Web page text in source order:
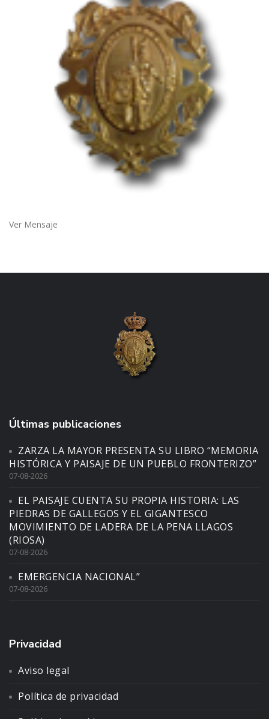
Ver Mensaje
Últimas publicaciones
ZARZA LA MAYOR PRESENTA SU LIBRO “MEMORIA
HISTÓRICA Y PAISAJE DE UN PUEBLO FRONTERIZO”
07-08-2026
EL PAISAJE CUENTA SU PROPIA HISTORIA: LAS
PIEDRAS DE GALLEGOS Y EL GIGANTESCO
MOVIMIENTO DE LADERA DE LA PENA LLAGOS
(RIOSA)
07-08-2026
EMERGENCIA NACIONAL”
07-08-2026
Privacidad
Aviso legal
Política de privacidad